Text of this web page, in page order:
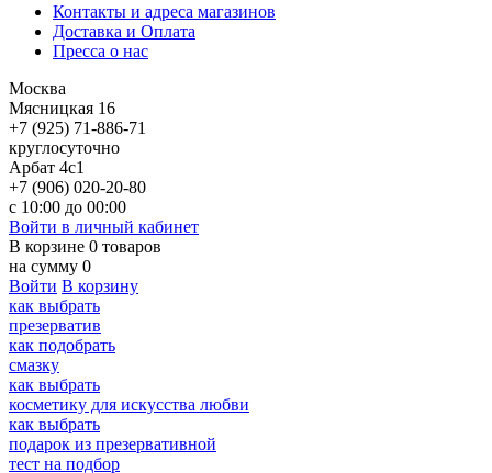
Контакты и адреса магазинов
Доставка и Оплата
Пресса о нас
Москва
Мясницкая 16
+7 (925) 71-886-71
круглосуточно
Арбат 4с1
+7 (906) 020-20-80
с 10:00 до 00:00
Войти в личный кабинет
В корзине 0 товаров
на сумму 0
Войти В корзину
как выбрать
презерватив
как подобрать
смазку
как выбрать
косметику для искусства любви
как выбрать
подарок из презервативной
тест на подбор